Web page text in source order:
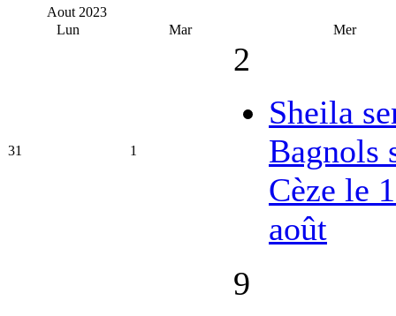
Aout 2023
Lun
Mar Mer
31 1
2
Sheila
Bagnols
Cèze le
août
9